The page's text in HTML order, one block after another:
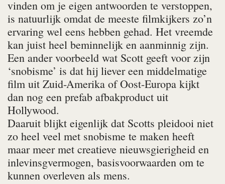
vinden om je eigen antwoorden te verstoppen,
is natuurlijk omdat de meeste filmkijkers zo’n
ervaring wel eens hebben gehad. Het vreemde
kan juist heel beminnelijk en aanminnig zijn.
Een ander voorbeeld wat Scott geeft voor zijn
‘snobisme’ is dat hij liever een middelmatige
film uit Zuid-Amerika of Oost-Europa kijkt
dan nog een prefab afbakproduct uit
Hollywood.
Daaruit blijkt eigenlijk dat Scotts pleidooi niet
zo heel veel met snobisme te maken heeft
maar meer met creatieve nieuwsgierigheid en
inlevinsgvermogen, basisvoorwaarden om te
kunnen overleven als mens.